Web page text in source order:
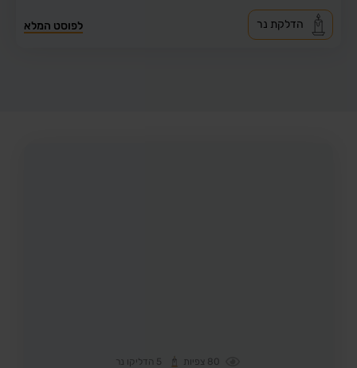
לפוסט המלא הדלקת נר
80 צפיות 5 הדליקו נר